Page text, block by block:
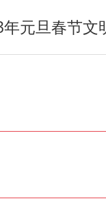
元旦春节文